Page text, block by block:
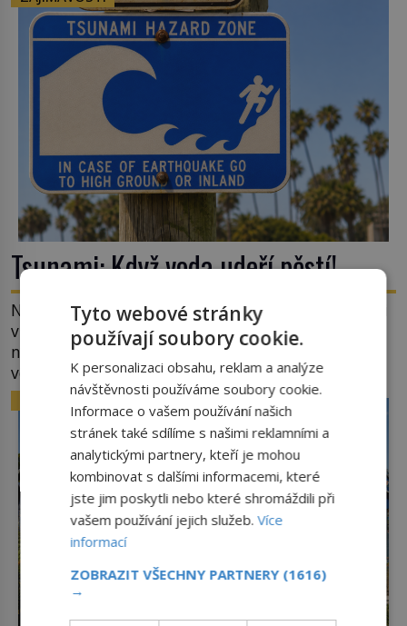
šlechtění se z ní stává zelenina, bez které si českou
zahradu ani nedokážeme představit. Její příběh je
Tsunami: Když voda udeří pěstí!
Nejprve špetka školometské teorie. Výraz tsunami
vznikl spojením japonských slov tsu (přístav) a
nami (vlna). Jedná se o dlouhou vlnu, která je na
volném moři takřka nepostřehnutelná. Ačkoli je
vlnová délka tsunami i 300 kilometrů, výška vlny
na volném moři je maximálně 1,5 metru. Máme se
podobné obří vlny obávat i v Evropě? Vznik
tsunami si […]
ZAJÍMAVOSTI
Tyto webové stránky
používají soubory cookie.
K personalizaci obsahu, reklam a analýze
návštěvnosti používáme soubory cookie.
Informace o vašem používání našich
stránek také sdílíme s našimi reklamními a
analytickými partnery, kteří je mohou
kombinovat s dalšími informacemi, které
jste jim poskytli nebo které shromáždili při
vašem používání jejich služeb.Více
informací
ZOBRAZIT VŠECHNY PARTNERY (1616)
→